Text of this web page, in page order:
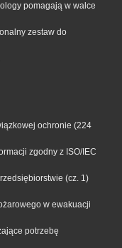
pomagają w walce
zestaw do
ochronie (224
zgodny z ISO/IEC
(cz. 1)
w ewakuacji
potrzebę